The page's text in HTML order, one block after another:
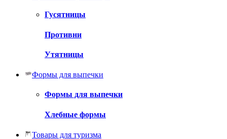
Гусятницы
Противни
Утятницы
Формы для выпечки
Формы для выпечки
Хлебные формы
Товары для туризма